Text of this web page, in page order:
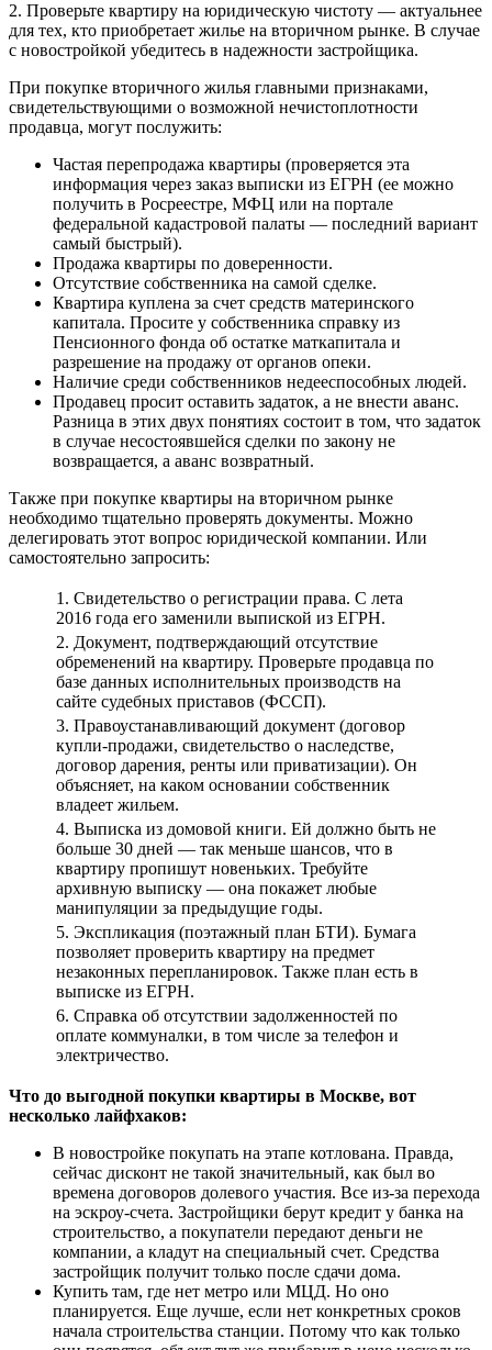
2. Проверьте квартиру на юридическую чистоту — актуальнее
для тех, кто приобретает жилье на вторичном рынке. В случае
с новостройкой убедитесь в надежности застройщика.
При покупке вторичного жилья главными признаками,
свидетельствующими о возможной нечистоплотности
продавца, могут послужить:
Частая перепродажа квартиры (проверяется эта
информация через заказ выписки из ЕГРН (ее можно
получить в Росреестре, МФЦ или на портале
федеральной кадастровой палаты — последний вариант
самый быстрый).
Продажа квартиры по доверенности.
Отсутствие собственника на самой сделке.
Квартира куплена за счет средств материнского
капитала. Просите у собственника справку из
Пенсионного фонда об остатке маткапитала и
разрешение на продажу от органов опеки.
Наличие среди собственников недееспособных людей.
Продавец просит оставить задаток, а не внести аванс.
Разница в этих двух понятиях состоит в том, что задаток
в случае несостоявшейся сделки по закону не
возвращается, а аванс возвратный.
Также при покупке квартиры на вторичном рынке
необходимо тщательно проверять документы. Можно
делегировать этот вопрос юридической компании. Или
самостоятельно запросить:
1. Свидетельство о регистрации права. С лета
2016 года его заменили выпиской из ЕГРН.
2. Документ, подтверждающий отсутствие
обременений на квартиру. Проверьте продавца по
базе данных исполнительных производств на
сайте судебных приставов (ФССП).
3. Правоустанавливающий документ (договор
купли-продажи, свидетельство о наследстве,
договор дарения, ренты или приватизации). Он
объясняет, на каком основании собственник
владеет жильем.
4. Выписка из домовой книги. Ей должно быть не
больше 30 дней — так меньше шансов, что в
квартиру пропишут новеньких. Требуйте
архивную выписку — она покажет любые
манипуляции за предыдущие годы.
5. Экспликация (поэтажный план БТИ). Бумага
позволяет проверить квартиру на предмет
незаконных перепланировок. Также план есть в
выписке из ЕГРН.
6. Справка об отсутствии задолженностей по
оплате коммуналки, в том числе за телефон и
электричество.
Что до выгодной покупки квартиры в Москве, вот
несколько лайфхаков:
В новостройке покупать на этапе котлована. Правда,
сейчас дисконт не такой значительный, как был во
времена договоров долевого участия. Все из-за перехода
на эскроу-счета. Застройщики берут кредит у банка на
строительство, а покупатели передают деньги не
компании, а кладут на специальный счет. Средства
застройщик получит только после сдачи дома.
Купить там, где нет метро или МЦД. Но оно
планируется. Еще лучше, если нет конкретных сроков
начала строительства станции. Потому что как только